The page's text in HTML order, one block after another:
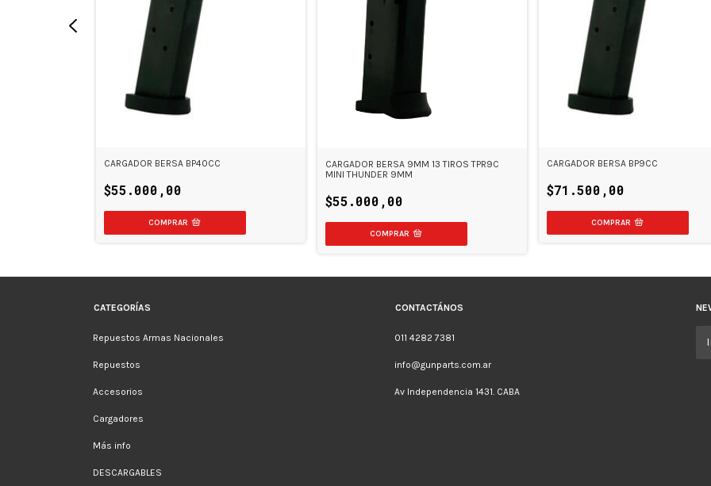
CARGADOR BERSA BP40CC
$55.000,00
CARGADOR BERSA 9MM 13 TIROS TPR9C
MINI THUNDER 9MM
$55.000,00
CARGADOR BERSA BP9CC
$71.500,00
CATEGORÍAS
Repuestos Armas Nacionales
Repuestos
Accesorios
Cargadores
Más info
DESCARGABLES
CONTACTÁNOS
011 4282 7381
info@gunparts.com.ar
Av Independencia 1431. CABA